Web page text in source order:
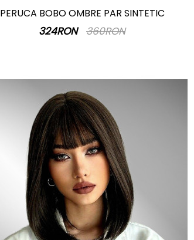
PERUCA BOBO OMBRE PAR SINTETIC
324RON 360RON